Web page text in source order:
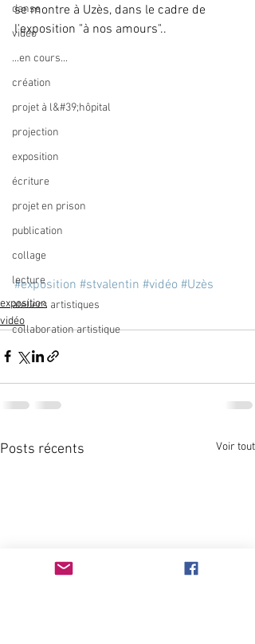
danse
vidéo
...en cours...
création
projet à l&#39;hôpital
projection
exposition
écriture
projet en prison
publication
collage
lecture
ateliers artistiques
collaboration artistique
se montre à Uzès, dans le cadre de
l'exposition "à nos amours"..
#exposition #stvalentin #vidéo #Uzès
exposition
vidéo
Posts récents Voir tout